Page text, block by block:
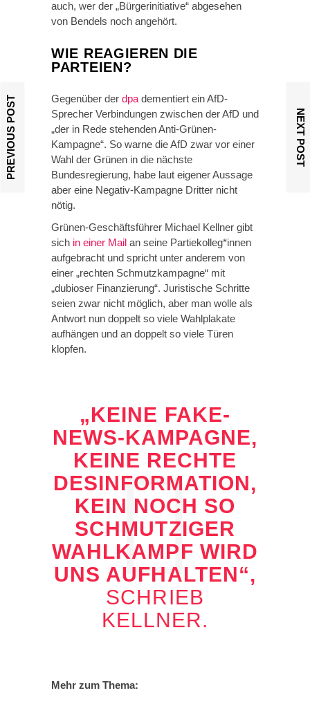
auch, wer der „Bürgerinitiative“ abgesehen
von Bendels noch angehört.
WIE REAGIEREN DIE
PARTEIEN?
Gegenüber der dpa dementiert ein AfD-
Sprecher Verbindungen zwischen der AfD und
„der in Rede stehenden Anti-Grünen-
Kampagne“. So warne die AfD zwar vor einer
Wahl der Grünen in die nächste
Bundesregierung, habe laut eigener Aussage
aber eine Negativ-Kampagne Dritter nicht
nötig.
Grünen-Geschäftsführer Michael Kellner gibt
sich in einer Mail an seine Partiekolleg*innen
aufgebracht und spricht unter anderem von
einer „rechten Schmutzkampagne“ mit
„dubioser Finanzierung“. Juristische Schritte
seien zwar nicht möglich, aber man wolle als
Antwort nun doppelt so viele Wahlplakate
aufhängen und an doppelt so viele Türen
klopfen.
„KEINE FAKE-
NEWS-KAMPAGNE,
KEINE RECHTE
DESINFORMATION,
KEIN NOCH SO
SCHMUTZIGER
WAHLKAMPF WIRD
UNS AUFHALTEN“,
SCHRIEB
KELLNER.
Mehr zum Thema:
PREVIOUS POST NEXT POST